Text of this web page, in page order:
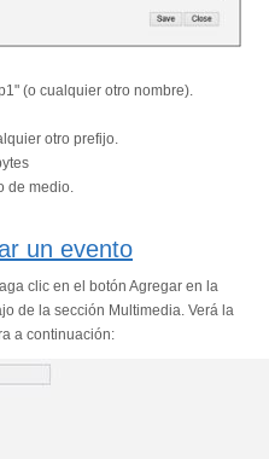
(o cualquier otro nombre).
otro prefijo.
de medio.
un evento
clic en el botón Agregar en la
de la sección Multimedia. Verá la
a continuación: